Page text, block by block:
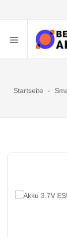
Startseite